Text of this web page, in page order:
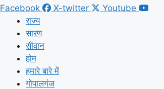
Facebook X-twitter
Youtube
राज्य
सारण
सीवान
होम
हमारे बारे में
गोपालगंज